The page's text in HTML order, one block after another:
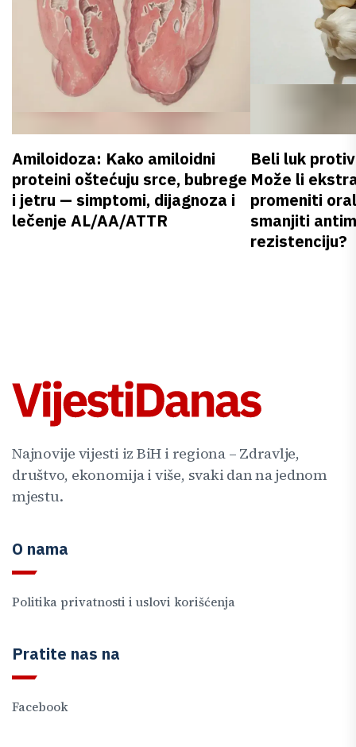
Amiloidoza: Kako amiloidni
proteini oštećuju srce, bubrege
i jetru — simptomi, dijagnoza i
lečenje AL/AA/ATTR
Beli luk
Može li
promeniti
smanjiti
rezistenciju?
Najnovije vijesti iz BiH i regiona – Zdravlje,
društvo, ekonomija i više, svaki dan na jednom
mjestu.
O nama
Politika privatnosti i uslovi korišćenja
Pratite nas na
Facebook